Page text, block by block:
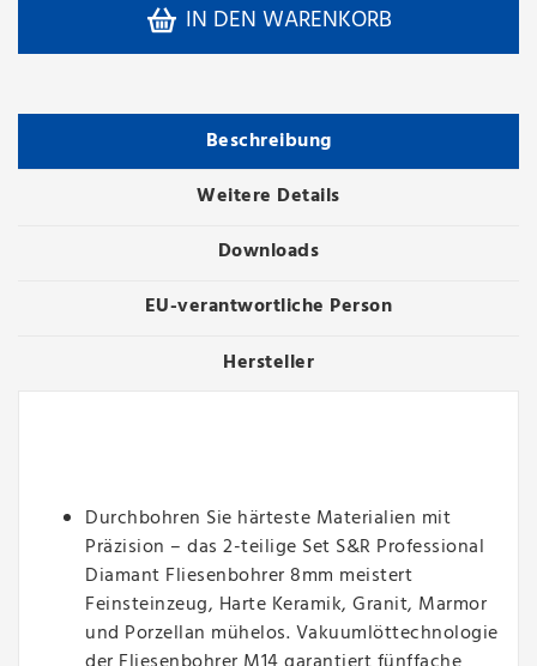
IN DEN WARENKORB
Beschreibung
Weitere Details
Downloads
EU-verantwortliche Person
Hersteller
Durchbohren Sie härteste Materialien mit
Präzision – das 2-teilige Set S&R Professional
Diamant Fliesenbohrer 8mm meistert
Feinsteinzeug, Harte Keramik, Granit, Marmor
und Porzellan mühelos. Vakuumlöttechnologie